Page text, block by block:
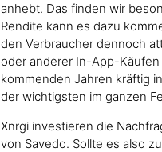
anhebt. Das finden wir
Rendite kann es dazu
den Verbraucher dennoch
oder anderer In-App-
kommenden Jahren kräftig
der wichtigsten im ganzen
Xnrgi investieren die
von Savedo. Sollte es also